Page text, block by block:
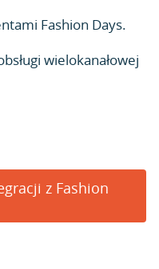
Fashion Days.
wielokanałowej
z Fashion